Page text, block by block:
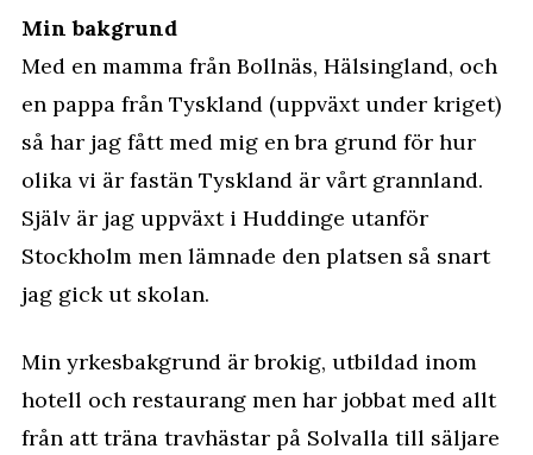
Min bakgrund
Med en mamma från Bollnäs, Hälsingland, och
en pappa från Tyskland (uppväxt under kriget)
så har jag fått med mig en bra grund för hur
olika vi är fastän Tyskland är vårt grannland.
Själv är jag uppväxt i Huddinge utanför
Stockholm men lämnade den platsen så snart
jag gick ut skolan.
Min yrkesbakgrund är brokig, utbildad inom
hotell och restaurang men har jobbat med allt
från att träna travhästar på Solvalla till säljare